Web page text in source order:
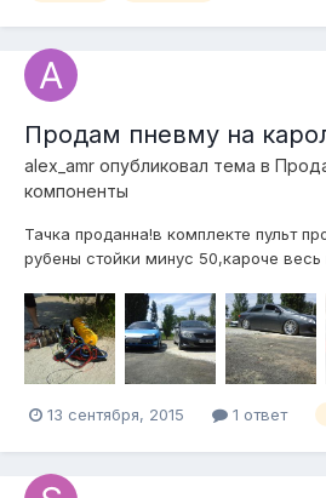
Продам пневму на
alex_amr опубликовал тема в
компоненты
Тачка проданна!в комплекте пульт
рубены стойки минус 50,кароче
13 сентября, 2015 1 ответ